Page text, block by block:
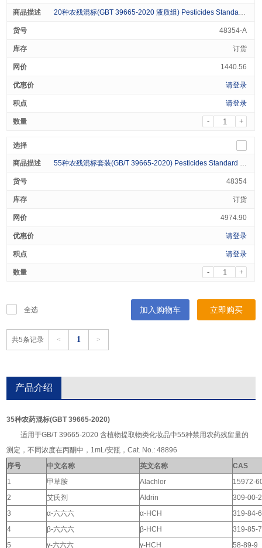
20种农残混标(GBT 39665-2020 液质组) Pesticides Standard (20 Analytes) Varied in Methanol 1mL
48354-A
订货
1440.56
请登录
请登录
- +
55种农残混标套装(GB/T 39665-2020) Pesticides Standard (55 Analytes) GBT 39665-2020 Kit 2X1mL
48354
订货
4974.90
请登录
请登录
- +
全选 加入购物车 立即购买
共5条记录 < 1 >
产品介绍
35种农药混标(GBT 39665-2020)
适用于GB/T 39665-2020 含植物提取物类化妆品中55种禁用农药残留量的
测定，不同浓度在丙酮中，1mL/安瓿，Cat. No.: 48896
序号
中文名称 英文名称
CAS
1
甲草胺 Alachlor
15972-
2
艾氏剂 Aldrin
309-00-2
3
α-六六六 α-HCH
319-84-6
4
β-六六六 β-HCH
319-85-7
5
γ-六六六 γ-HCH 58-89-9